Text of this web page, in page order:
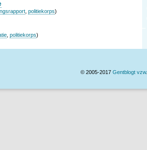
, politiekorps)
politiekorps)
© 2005-2017 Gentblogt vzw.